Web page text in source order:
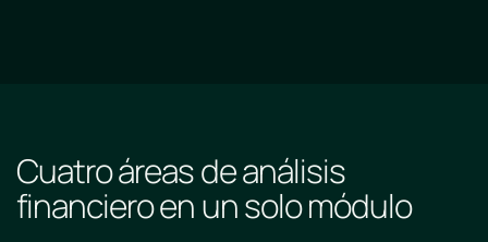
Cuatro áreas de análisis
financiero en un solo módulo